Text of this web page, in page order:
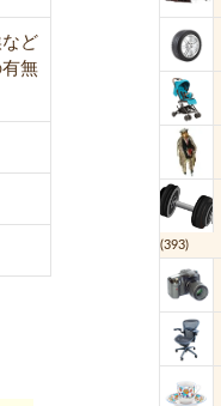
ど
無
(393)